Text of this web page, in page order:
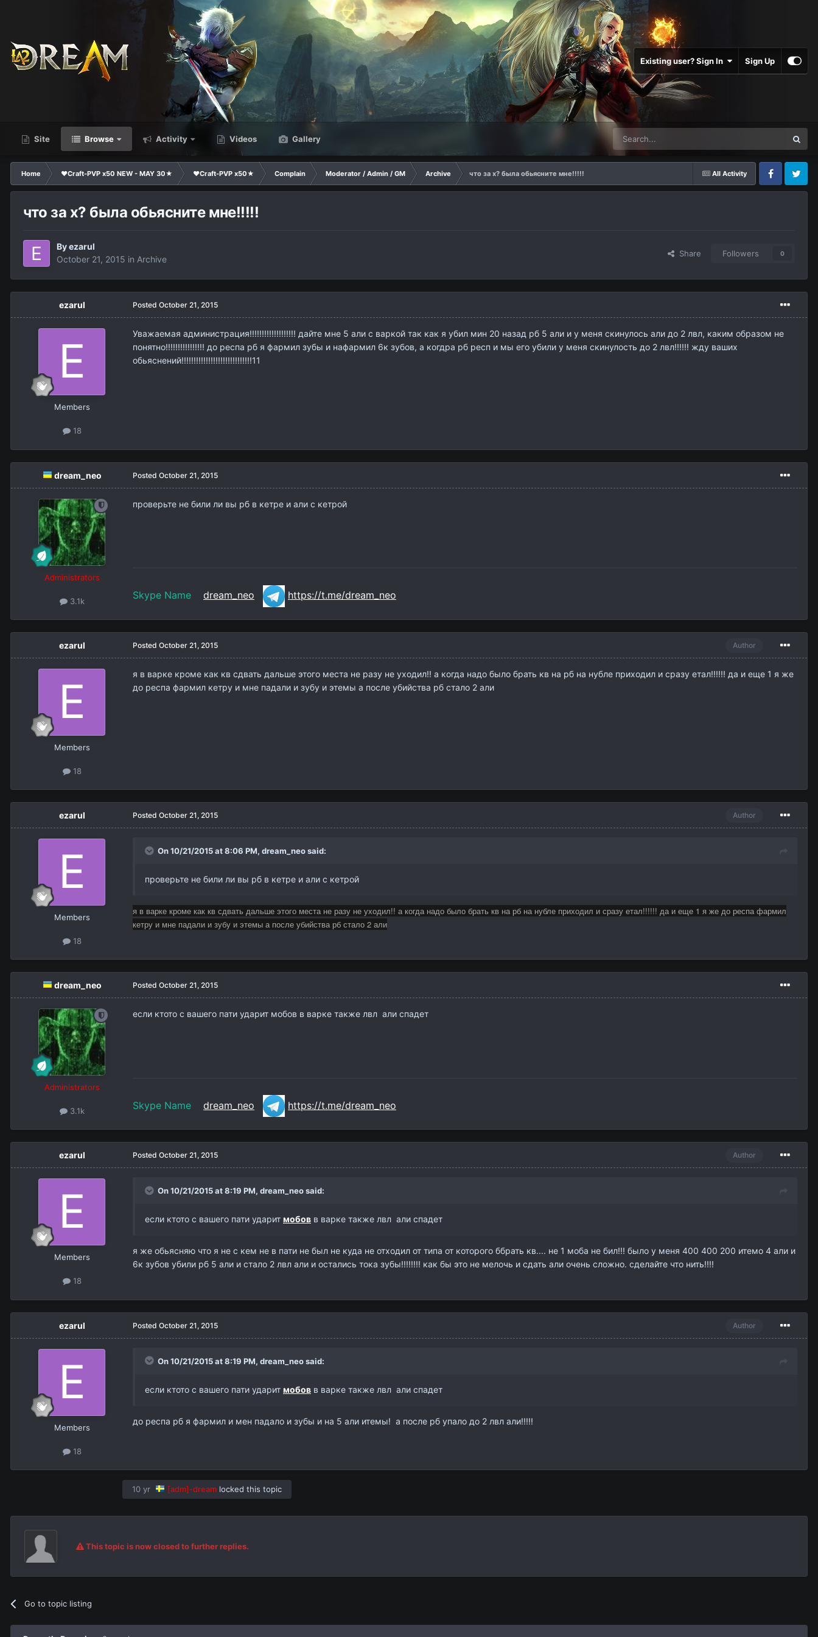
Existing user? Sign In Sign Up
Site Browse Activity Videos Gallery
All Activity
Home ❤Craft-PVP x50 NEW - MAY 30★ ❤Craft-PVP x50★ Complain Moderator / Admin / GM Archive
что за х? была обьясните мне!!!!!
FacebookTwitter
что за х? была обьясните мне!!!!!
Byezarul
October 21, 2015 in Archive
Share Followers 0
ezarul
Members
18
Posted October 21, 2015
Уважаемая администрация!!!!!!!!!!!!!!!!!!! дайте мне 5 али с варкой так как я убил мин 20 назад рб 5 али и у меня скинулось али до 2 лвл, каким образом не
понятно!!!!!!!!!!!!!!!! до респа рб я фармил зубы и нафармил 6к зубов, а когдра рб респ и мы его убили у меня скинулость до 2 лвл!!!!!! жду ваших
обьяснений!!!!!!!!!!!!!!!!!!!!!!!!!!!!!11
dream_neo
Administrators
3.1k
Posted October 21, 2015
проверьте не били ли вы рб в кетре и али с кетрой
Skype Name dream_neo https://t.me/dream_neo
ezarul
Members
18
Author
Posted October 21, 2015
я в варке кроме как кв сдвать дальше этого места не разу не уходил!! а когда надо было брать кв на рб на нубле приходил и сразу етал!!!!!! да и еще 1 я же
до респа фармил кетру и мне падали и зубу и этемы а после убийства рб стало 2 али
ezarul
Members
18
Author
Posted October 21, 2015
On 10/21/2015 at 8:06 PM, dream_neosaid:
проверьте не били ли вы рб в кетре и али с кетрой
я в варке кроме как кв сдвать дальше этого места не разу не уходил!! а когда надо было брать кв на рб на нубле приходил и сразу етал!!!!!! да и еще 1 я же до респа фармил
кетру и мне падали и зубу и этемы а после убийства рб стало 2 али
dream_neo
Administrators
3.1k
Posted October 21, 2015
если ктото с вашего пати ударит мобов в варке также лвл али спадет
Skype Name dream_neo https://t.me/dream_neo
ezarul
Members
18
Author
Posted October 21, 2015
On 10/21/2015 at 8:19 PM, dream_neosaid:
если ктото с вашего пати ударит мобов в варке также лвл али спадет
я же обьясняю что я не с кем не в пати не был не куда не отходил от типа от которого ббрать кв.... не 1 моба не бил!!! было у меня 400 400 200 итемо 4 али и
6к зубов убили рб 5 али и стало 2 лвл али и остались тока зубы!!!!!!!! как бы это не мелочь и сдать али очень сложно. сделайте что нить!!!!
ezarul
Members
18
Author
Posted October 21, 2015
On 10/21/2015 at 8:19 PM, dream_neosaid:
если ктото с вашего пати ударит мобов в варке также лвл али спадет
до респа рб я фармил и мен падало и зубы и на 5 али итемы! а после рб упало до 2 лвл али!!!!!
10 yr [adm]-dream locked this topic
This topic is now closed to further replies.
Go to topic listing